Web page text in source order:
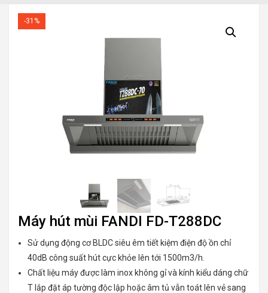
-31%
Máy hút mùi FANDI FD-T288DC
Sử dụng động cơ BLDC siêu êm tiết kiệm điện độ ồn chỉ
40dB công suất hút cực khỏe lên tới 1500m3/h.
Chất liệu máy được làm inox không gỉ và kính kiểu dáng chữ
T lắp đặt áp tường độc lập hoặc âm tủ vẫn toát lên vẻ sang